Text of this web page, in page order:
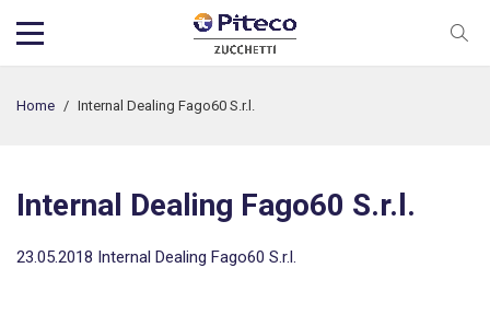
Home / Internal Dealing Fago60 S.r.l.
Internal Dealing Fago60 S.r.l.
23.05.2018 Internal Dealing Fago60 S.r.l.